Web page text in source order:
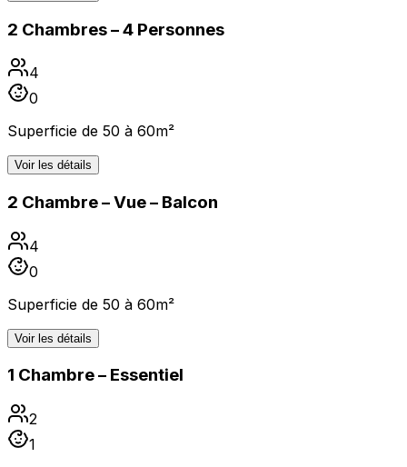
2 Chambres – 4 Personnes
4
0
Superficie de 50 à 60m²
Voir les détails
2 Chambre – Vue – Balcon
4
0
Superficie de 50 à 60m²
Voir les détails
1 Chambre – Essentiel
2
1